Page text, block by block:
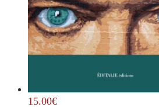
15.00€